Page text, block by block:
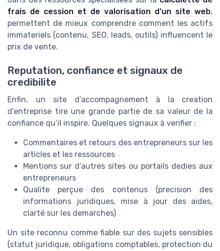
frais de cession et de valorisation d’un site web,
permettent de mieux comprendre comment les actifs
immateriels (contenu, SEO, leads, outils) influencent le
prix de vente.
Reputation, confiance et signaux de
credibilite
Enfin, un site d’accompagnement à la creation
d’entreprise tire une grande partie de sa valeur de la
confiance qu’il inspire. Quelques signaux à verifier :
Commentaires et retours des entrepreneurs sur les
articles et les ressources
Mentions sur d’autres sites ou portails dedies aux
entrepreneurs
Qualite perçue des contenus (precision des
informations juridiques, mise à jour des aides,
clarté sur les demarches)
Un site reconnu comme fiable sur des sujets sensibles
(statut juridique, obligations comptables, protection du